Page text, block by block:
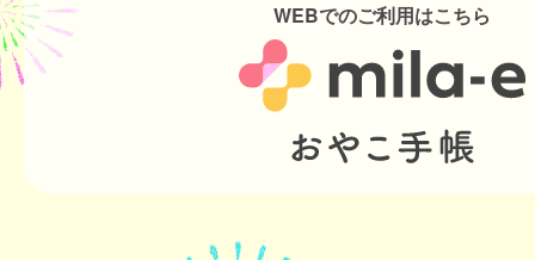
WEBでのご利用はこちら